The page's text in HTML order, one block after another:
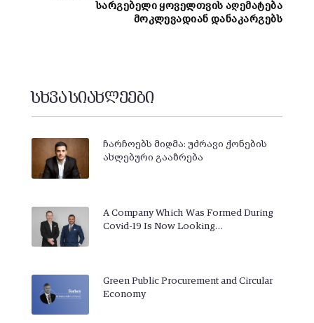
სარგებელი ყოველთვის აღემატება
მოკლევადიან დანაკარგებს
სხვა სიახლეები
ჩარჩოებს მიღმა: უძრავი ქონების
ახლებური გააზრება
A Company Which Was Formed During
Covid-19 Is Now Looking…
Green Public Procurement and Circular
Economy